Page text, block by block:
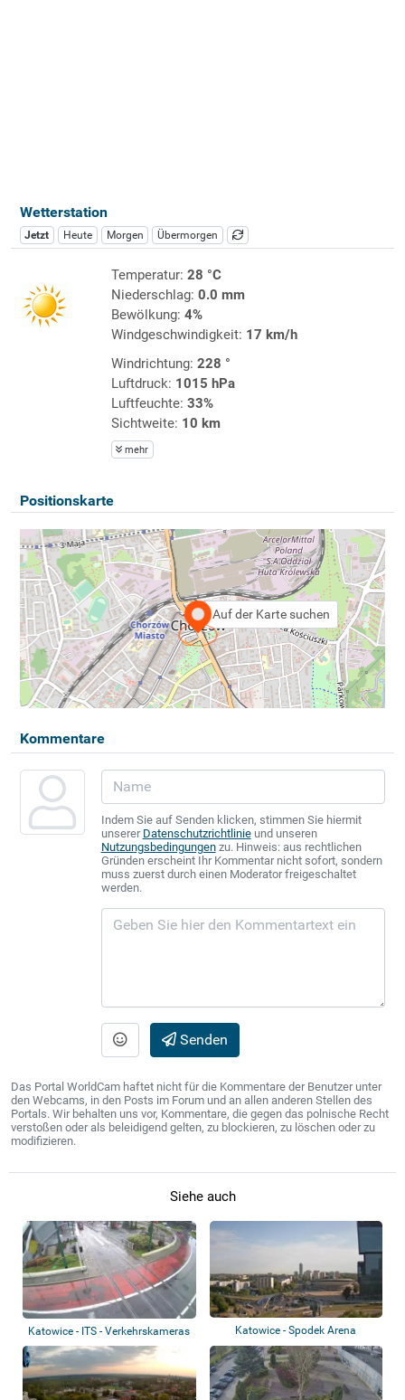
Wetterstation
Jetzt Heute Morgen Übermorgen
Temperatur: 28 °C
Niederschlag: 0.0 mm
Bewölkung: 4%
Windgeschwindigkeit: 17 km/h
Windrichtung: 228 °
Luftdruck: 1015 hPa
Luftfeuchte: 33%
Sichtweite: 10 km
mehr
Positionskarte
Auf der Karte suchen
Kommentare
Indem Sie auf Senden klicken, stimmen Sie hiermit
unserer Datenschutzrichtlinieund unseren
Nutzungsbedingungenzu. Hinweis: aus rechtlichen
Gründen erscheint Ihr Kommentar nicht sofort, sondern
muss zuerst durch einen Moderator freigeschaltet
werden.
Senden
Das Portal WorldCam haftet nicht für die Kommentare der Benutzer unter
den Webcams, in den Posts im Forum und an allen anderen Stellen des
Portals. Wir behalten uns vor, Kommentare, die gegen das polnische Recht
verstoßen oder als beleidigend gelten, zu blockieren, zu löschen oder zu
modifizieren.
Siehe auch
Katowice - ITS - Verkehrskameras Katowice - Spodek Arena